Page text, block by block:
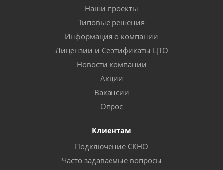
Наши проекты
Типовые решения
Информация о компании
Лицензии и Сертификаты ЦТО
Новости компании
Акции
Вакансии
Опрос
Клиентам
Подключение СКНО
Часто задаваемые вопросы